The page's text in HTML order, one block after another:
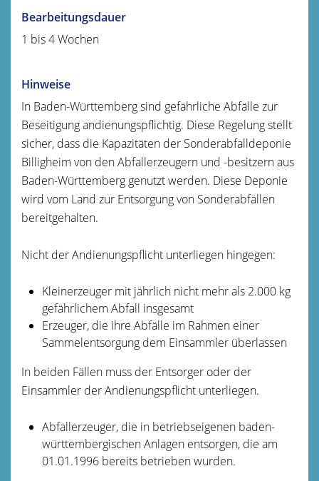
Bearbeitungsdauer
1 bis 4 Wochen
Hinweise
In Baden-Württemberg sind gefährliche Abfälle zur
Beseitigung andienungspflichtig. Diese Regelung stellt
sicher, dass die Kapazitäten der Sonderabfalldeponie
Billigheim von den Abfallerzeugern und -besitzern aus
Baden-Württemberg genutzt werden. Diese Deponie
wird vom Land zur Entsorgung von Sonderabfällen
bereitgehalten.
Nicht der Andienungspflicht unterliegen hingegen:
Kleinerzeuger mit jährlich nicht mehr als 2.000 kg
gefährlichem Abfall insgesamt
Erzeuger, die ihre Abfälle im Rahmen einer
Sammelentsorgung dem Einsammler überlassen
In beiden Fällen muss der Entsorger oder der
Einsammler der Andienungspflicht unterliegen.
Abfallerzeuger, die in betriebseigenen baden-
württembergischen Anlagen entsorgen, die am
01.01.1996 bereits betrieben wurden.